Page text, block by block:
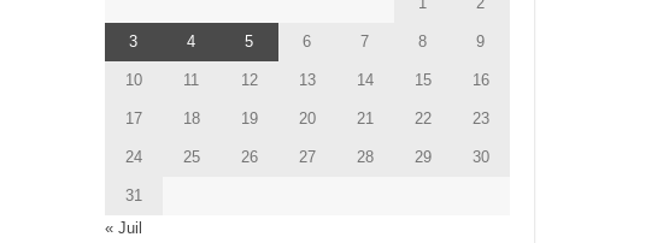
3 4 5 6 7 8 9
10 11 12 13 14 15 16
17 18 19 20 21 22 23
24 25 26 27 28 29 30
31
« Juil